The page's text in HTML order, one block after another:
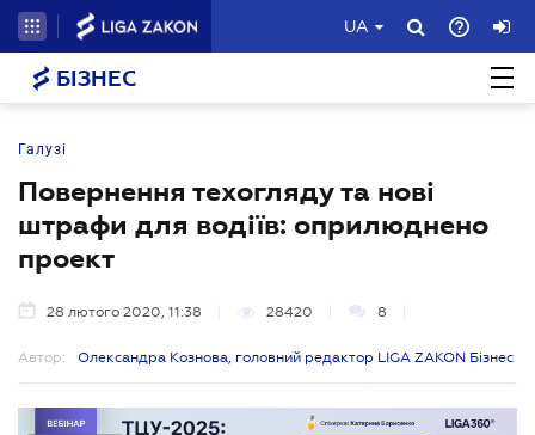
UA
БІЗНЕС
Галузі
Повернення техогляду та нові
штрафи для водіїв: оприлюднено
проект
28 лютого 2020, 11:38 28420 8
Автор: Олександра Кознова, головний редактор LIGA ZAKON Бізнес